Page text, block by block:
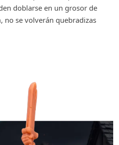
doblarse en un grosor de
no se volverán quebradizas